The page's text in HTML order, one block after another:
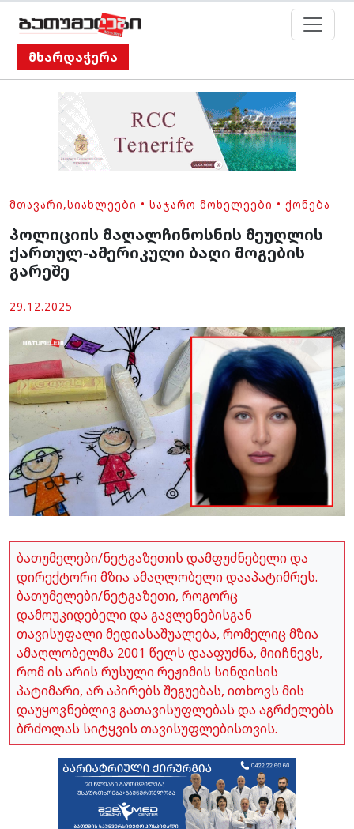
მხარდაჭერა
ᲛᲗᲐᲕᲐᲠᲘ,ᲡᲘᲐᲮᲚᲔᲔᲑᲘ • ᲡᲐᲯᲐᲠᲝ ᲛᲝᲮᲔᲚᲔᲔᲑᲘ • ᲥᲝᲜᲔᲑᲐ
პოლიციის მაღალჩინოსნის მეუღლის
ქართულ-ამერიკული ბაღი მოგების
გარეშე
29.12.2025
ბათუმელები/ნეტგაზეთის დამფუძნებელი და
დირექტორი მზია ამაღლობელი დააპატიმრეს.
ბათუმელები/ნეტგაზეთი, როგორც
დამოუკიდებელი და გავლენებისგან
თავისუფალი მედიასაშუალება, რომელიც მზია
ამაღლობელმა 2001 წელს დააფუძნა, მიიჩნევს,
რომ ის არის რუსული რეჟიმის სინდისის
პატიმარი, არ აპირებს შეგუებას, ითხოვს მის
დაუყოვნებლივ გათავისუფლებას და აგრძელებს
ბრძოლას სიტყვის თავისუფლებისთვის.